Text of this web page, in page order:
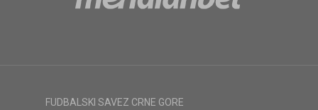
FUDBALSKI SAVEZ CRNE GORE